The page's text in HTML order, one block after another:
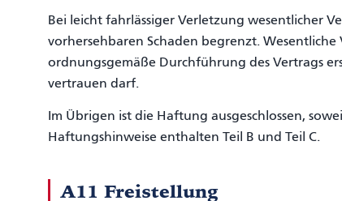
Bei leicht fahrlässiger Verletzung wesentlicher
vorhersehbaren Schaden begrenzt.
ordnungsgemäße Durchführung des Vertrags
vertrauen darf.
Im Übrigen ist die Haftung ausgeschlossen,
Haftungshinweise enthalten Teil B und Teil C.
A11 Freistellung